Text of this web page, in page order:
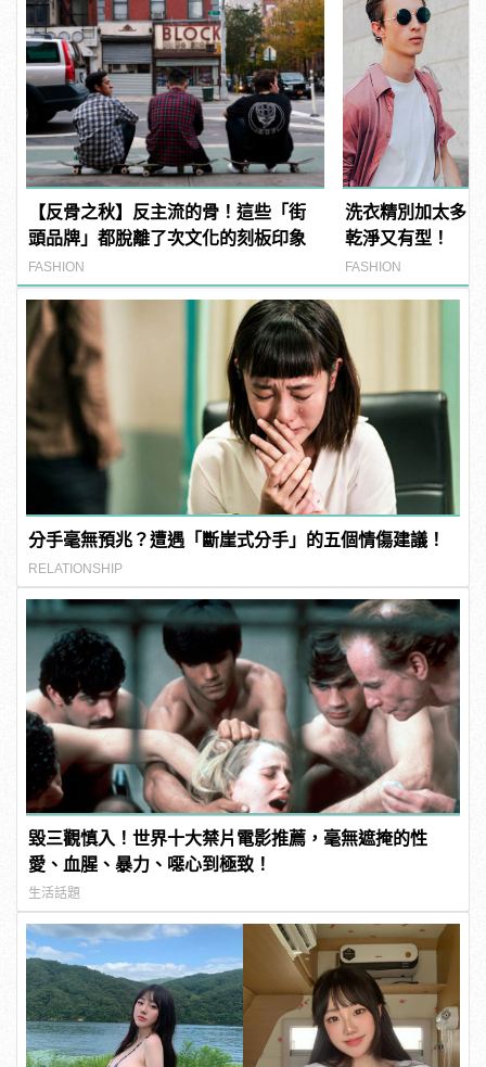
【反骨之秋】反主流的骨！這些「街
頭品牌」都脫離了次文化的刻板印象
FASHION
洗衣精別加太多
乾淨又有型！
FASHION
分手毫無預兆？遭遇「斷崖式分手」的五個情傷建議！
RELATIONSHIP
毀三觀慎入！世界十大禁片電影推薦，毫無遮掩的性
愛、血腥、暴力、噁心到極致！
生活話題